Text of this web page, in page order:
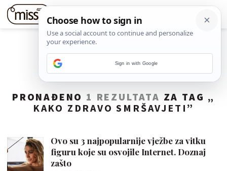
PRONAĐENO 1 REZULTATA ZA TAG „
KAKO ZDRAVO SMRŠAVJETI ”
Ovo su 3 najpopularnije vježbe za vitku
figuru koje su osvojile Internet. Doznaj
zašto
Sign in with Google